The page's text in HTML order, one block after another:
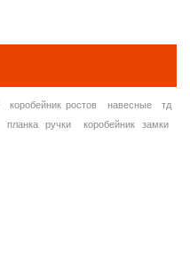
коробейник ростов навесные
тд
планка ручки
коробейник замки